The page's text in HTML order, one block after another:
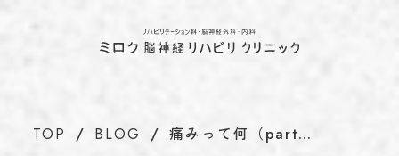
理念
TOP BLOG 痛みって何（part…